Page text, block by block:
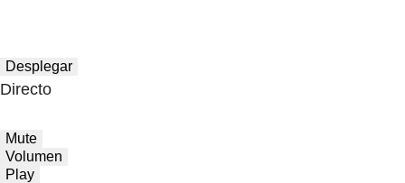
Desplegar
Directo
Mute
Volumen
Play